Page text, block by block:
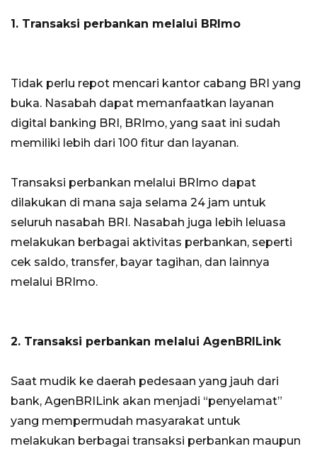
1. Transaksi perbankan melalui BRImo
Tidak perlu repot mencari kantor cabang BRI yang
buka. Nasabah dapat memanfaatkan layanan
digital banking BRI, BRImo, yang saat ini sudah
memiliki lebih dari 100 fitur dan layanan.
Transaksi perbankan melalui BRImo dapat
dilakukan di mana saja selama 24 jam untuk
seluruh nasabah BRI. Nasabah juga lebih leluasa
melakukan berbagai aktivitas perbankan, seperti
cek saldo, transfer, bayar tagihan, dan lainnya
melalui BRImo.
2. Transaksi perbankan melalui AgenBRILink
Saat mudik ke daerah pedesaan yang jauh dari
bank, AgenBRILink akan menjadi “penyelamat”
yang mempermudah masyarakat untuk
melakukan berbagai transaksi perbankan maupun